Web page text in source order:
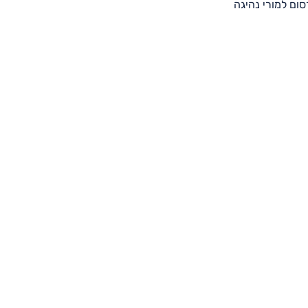
למורי נהיגה